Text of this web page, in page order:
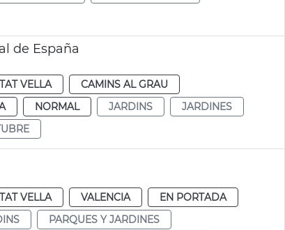
de España
VELLA
CAMINS AL GRAU
NORMAL JARDINS
JARDINES
VELLA VALENCIA
EN PORTADA
PARQUES Y JARDINES